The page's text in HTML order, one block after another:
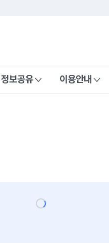
정보공유 이용안내